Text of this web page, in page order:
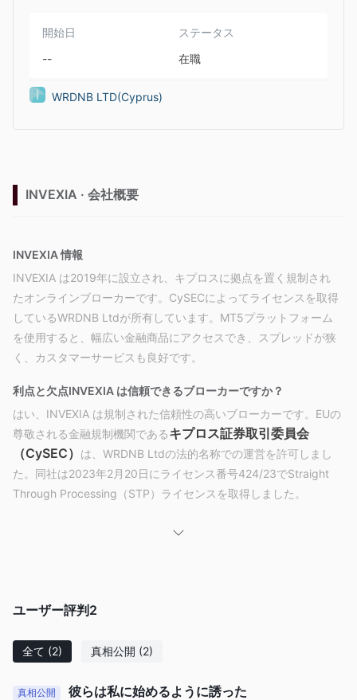
開始日
--
ステータス
在職
WRDNB LTD(Cyprus)
INVEXIA · 会社概要
INVEXIA 情報
INVEXIA は2019年に設立され、キプロスに拠点を置く規制され
たオンラインブローカーです。CySECによってライセンスを取得
しているWRDNB Ltdが所有しています。MT5プラットフォーム
を使用すると、幅広い金融商品にアクセスでき、スプレッドが狭
く、カスタマーサービスも良好です。
利点と欠点INVEXIA は信頼できるブローカーですか？
はい、INVEXIA は規制された信頼性の高いブローカーです。EUの
尊敬される金融規制機関であるキプロス証券取引委員会
（CySEC） は、WRDNB Ltdの法的名称での運営を許可しまし
た。同社は2023年2月20日にライセンス番号424/23でStraight
Through Processing（STP）ライセンスを取得しました。
INVEXIAから利用可能なライブ取引口座には、経験と資金に幅広
い程度を持つトレーダー向けに作られた3種類の口座がありま
す。すべての口座はTier 1の流動性へのアクセスを提供し、マイ
ユーザー評判 2
全て (2) 真相公開 (2)
真相公開 彼らは私に始めるように誘った